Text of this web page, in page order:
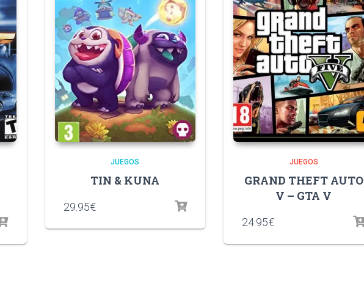
JUEGOS
TIN & KUNA
29.95€
JUEGOS
GRAND THEFT AUTO
V – GTA V
24.95€